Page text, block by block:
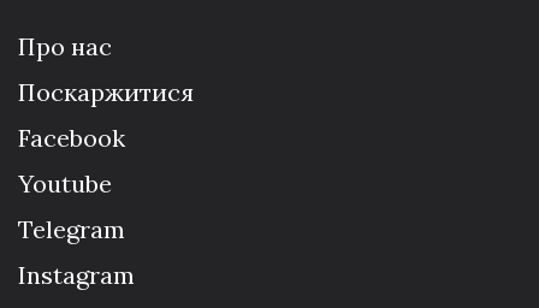
Про нас
Поскаржитися
Facebook
Youtube
Telegram
Instagram